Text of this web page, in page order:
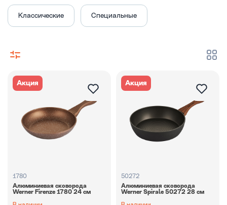
посуды
посуды
Классические Специальные
Акция
1780
Алюминиевая сковорода
Werner Firenze 1780 24 см
Акция
50272
Алюминиевая сковорода
Werner Spirale 50272 28 см